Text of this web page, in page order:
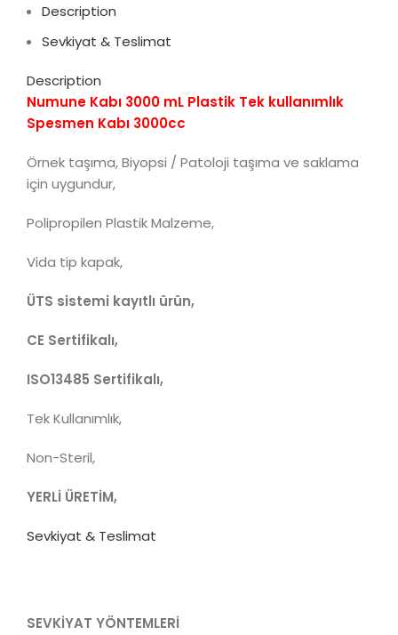
Description
Sevkiyat & Teslimat
Description
Numune Kabı 3000 mL Plastik Tek kullanımlık
Spesmen Kabı 3000cc
Örnek taşıma, Biyopsi / Patoloji taşıma ve saklama
için uygundur,
Polipropilen Plastik Malzeme,
Vida tip kapak,
ÜTS sistemi kayıtlı ürün,
CE Sertifikalı,
ISO13485 Sertifikalı,
Tek Kullanımlık,
Non-Steril,
YERLİ ÜRETİM,
Sevkiyat & Teslimat
SEVKİYAT YÖNTEMLERİ